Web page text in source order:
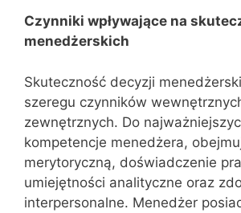
Czynniki wpływające na
menedżerskich
Skuteczność decyzji
szeregu czynników
zewnętrznych. Do
kompetencje menedżera,
merytoryczną, doświadczenie
umiejętności analityczne oraz
interpersonalne. Menedżer